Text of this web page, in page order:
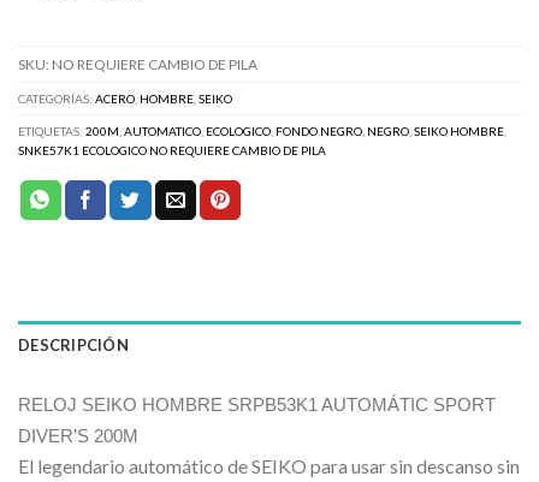
SKU: NO REQUIERE CAMBIO DE PILA
CATEGORÍAS: ACERO HOMBRE SEIKO
ETIQUETAS: 200M AUTOMATICO ECOLOGICO FONDO NEGRO NEGRO SEIKO HOMBRE
SNKE57K1 ECOLOGICO NO REQUIERE CAMBIO DE PILA
DESCRIPCIÓN
RELOJ SEIKO HOMBRE SRPB53K1 AUTOMÁTIC SPORT
DIVER’S 200M
El legendario automático de SEIKO para usar sin descanso sin